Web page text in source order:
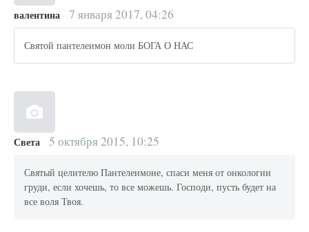
валентина 7 января 2017, 04:26
Святой пантелеимон моли БОГА О НАС
Света 5 октября 2015, 10:25
Святый целителю Пантелеимоне, спаси меня от онкологии
груди, если хочешь, то все можешь. Господи, пусть будет на
все воля Твоя.